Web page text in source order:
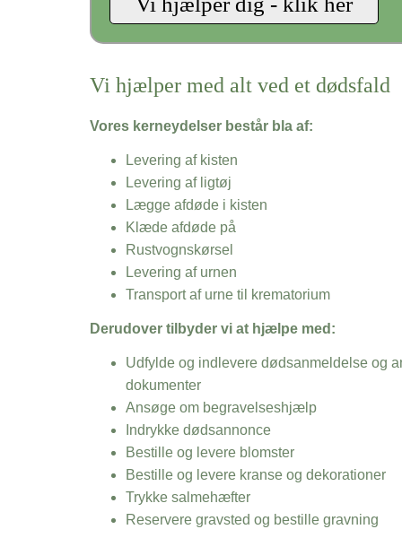
Vi hjælper med alt ved et dødsfald
Vores kerneydelser består bla af:
Levering af kisten
Levering af ligtøj
Lægge afdøde i kisten
Klæde afdøde på
Rustvognskørsel
Levering af urnen
Transport af urne til krematorium
Derudover tilbyder vi at hjælpe med:
Udfylde og indlevere dødsanmeldelse og
dokumenter
Ansøge om begravelseshjælp
Indrykke dødsannonce
Bestille og levere blomster
Bestille og levere kranse og dekorationer
Trykke salmehæfter
Reservere gravsted og bestille gravning